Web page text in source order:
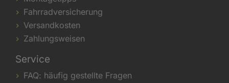
Fahrradversicherung
Versandkosten
Zahlungsweisen
Service
FAQ: häufig gestellte Fragen